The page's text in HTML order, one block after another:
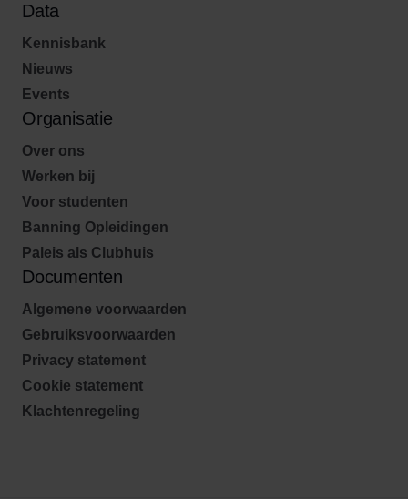
Data
Kennisbank
Nieuws
Events
Organisatie
Over ons
Werken bij
Voor studenten
Banning Opleidingen
Paleis als Clubhuis
Documenten
Algemene voorwaarden
Gebruiksvoorwaarden
Privacy statement
Cookie statement
Klachtenregeling